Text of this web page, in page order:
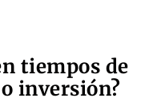
tiempos de
inversión?